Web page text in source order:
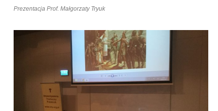
Prezentacja Prof. Małgorzaty Tryuk